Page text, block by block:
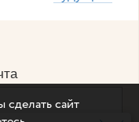
сайт